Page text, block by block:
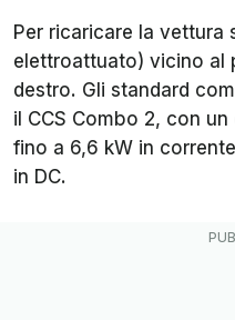
Per ricaricare la
elettroattuato) vicino al
destro. Gli standard
il CCS Combo 2, con
fino a 6,6 kW in
in DC.